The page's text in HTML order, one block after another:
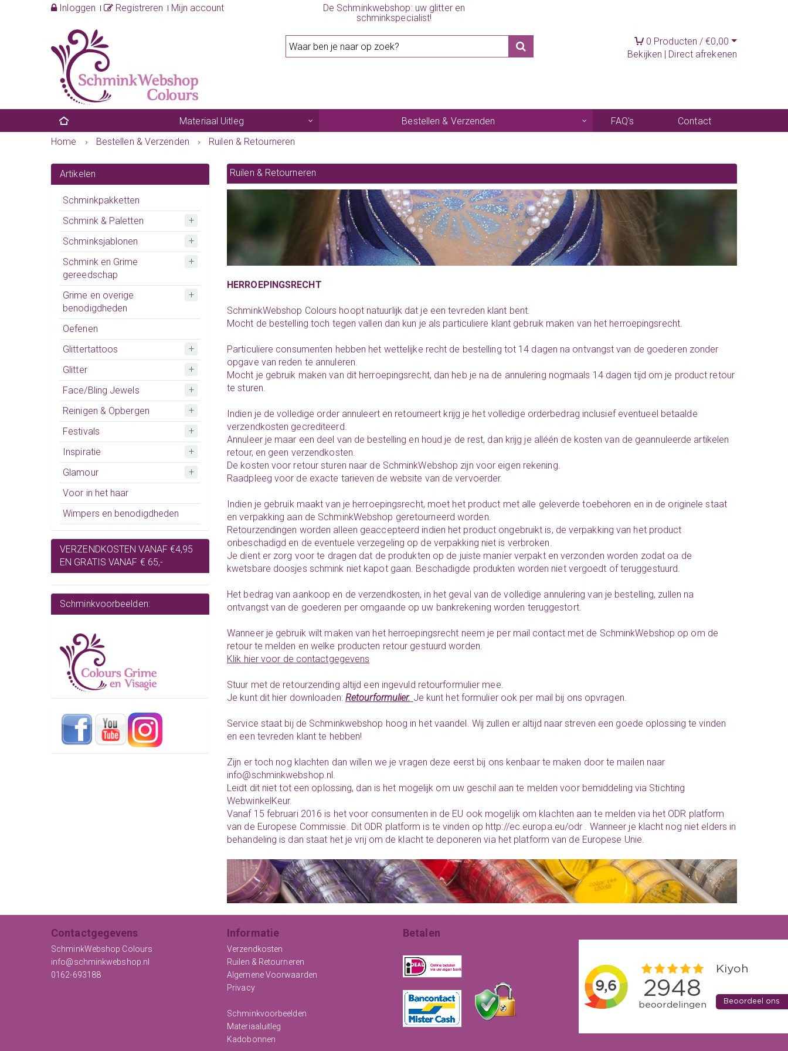
Inloggen Registreren Mijn account
De Schminkwebshop: uw glitter en
schminkspecialist!
0 Producten /€0,00
Bekijken | Direct afrekenen
Materiaal Uitleg Bestellen & Verzenden FAQ's
Contact
Home
› Bestellen & Verzenden › Ruilen & Retourneren
Artikelen
Schminkpakketten
Schmink & Paletten
Schminksjablonen
Schmink en Grime
gereedschap
Grime en overige
benodigdheden
Oefenen
Glittertattoos
Glitter
Face/Bling Jewels
Reinigen & Opbergen
Festivals
Inspiratie
Glamour
Voor in het haar
Wimpers en benodigdheden
VERZENDKOSTEN VANAF €4,95
EN GRATIS VANAF € 65,-
Schminkvoorbeelden:
Ruilen & Retourneren
HERROEPINGSRECHT
SchminkWebshop Colours hoopt natuurlijk dat je een tevreden klant bent.
Mocht de bestelling toch tegen vallen dan kun je als particuliere klant gebruik maken van het herroepingsrecht.
Particuliere consumenten hebben het wettelijke recht de bestelling tot 14 dagen na ontvangst van de goederen zonder
opgave van reden te annuleren.
Mocht je gebruik maken van dit herroepingsrecht, dan heb je na de annulering nogmaals 14 dagen tijd om je product retour
te sturen.
Indien je de volledige order annuleert en retourneert krijg je het volledige orderbedrag inclusief eventueel betaalde
verzendkosten gecrediteerd.
Annuleer je maar een deel van de bestelling en houd je de rest, dan krijg je alléén de kosten van de geannuleerde artikelen
retour, en geen verzendkosten.
De kosten voor retour sturen naar de SchminkWebshop zijn voor eigen rekening.
Raadpleeg voor de exacte tarieven de website van de vervoerder.
Indien je gebruik maakt van je herroepingsrecht, moet het product met alle geleverde toebehoren en in de originele staat
en verpakking aan de SchminkWebshop geretourneerd worden.
Retourzendingen worden alleen geaccepteerd indien het product ongebruikt is, de verpakking van het product
onbeschadigd en de eventuele verzegeling op de verpakking niet is verbroken.
Je dient er zorg voor te dragen dat de produkten op de juiste manier verpakt en verzonden worden zodat oa de
kwetsbare doosjes schmink niet kapot gaan. Beschadigde produkten worden niet vergoedt of teruggestuurd.
Het bedrag van aankoop en de verzendkosten, in het geval van de volledige annulering van je bestelling, zullen na
ontvangst van de goederen per omgaande op uw bankrekening worden teruggestort.
Wanneer je gebruik wilt maken van het herroepingsrecht neem je per mail contact met de SchminkWebshop op om de
retour te melden en welke producten retour gestuurd worden.
Klik hier voor de contactgegevens
Stuur met de retourzending altijd een ingevuld retourformulier mee.
Je kunt dit hier downloaden: Retourformulier. Je kunt het formulier ook per mail bij ons opvragen.
Service staat bij de Schminkwebshop hoog in het vaandel. Wij zullen er altijd naar streven een goede oplossing te vinden
en een tevreden klant te hebben!
Zijn er toch nog klachten dan willen we je vragen deze eerst bij ons kenbaar te maken door te mailen naar
info@schminkwebshop.nl.
Leidt dit niet tot een oplossing, dan is het mogelijk om uw geschil aan te melden voor bemiddeling via Stichting
WebwinkelKeur.
Vanaf 15 februari 2016 is het voor consumenten in de EU ook mogelijk om klachten aan te melden via het ODR platform
van de Europese Commissie. Dit ODR platform is te vinden op http://ec.europa.eu/odr . Wanneer je klacht nog niet elders in
behandeling is dan staat het je vrij om de klacht te deponeren via het platform van de Europese Unie.
Contactgegevens
SchminkWebshop Colours
info@schminkwebshop.nl
0162-693188
Informatie
Verzendkosten
Ruilen & Retourneren
Algemene Voorwaarden
Privacy
Schminkvoorbeelden
Materiaaluitleg
Kadobonnen
Betalen